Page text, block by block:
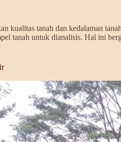
kualitas tanah dan kedalaman
tanah untuk dianalisis. Hal ini